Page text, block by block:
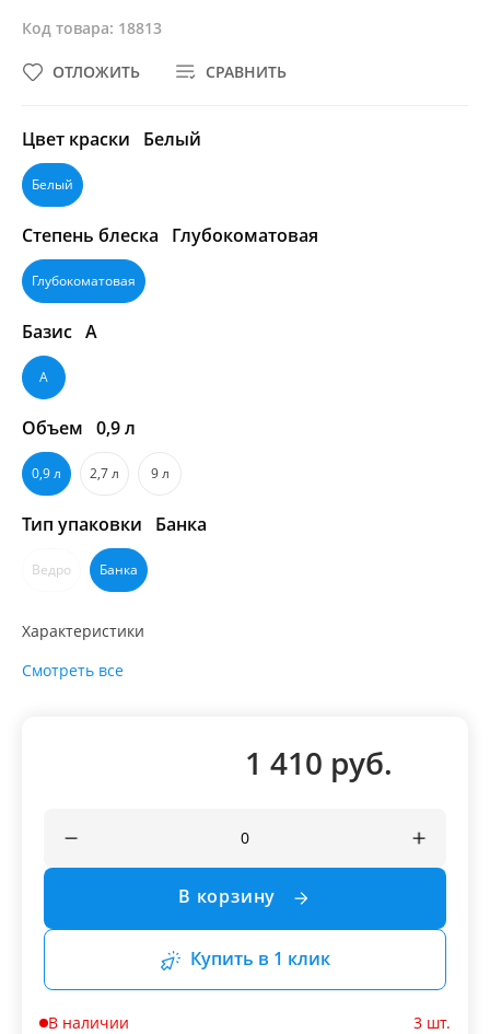
Код товара: 18813
СРАВНИТЬ
ОТЛОЖИТЬ
Цвет краски Белый
Белый
Степень блеска Глубокоматовая
Глубокоматовая
Базис A
A
Объем 0,9 л
0,9 л 2,7 л 9 л
Тип упаковки Банка
Ведро Банка
Характеристики
Смотреть все
1 410 руб.
В корзину
Купить в 1 клик
В наличии 3 шт.